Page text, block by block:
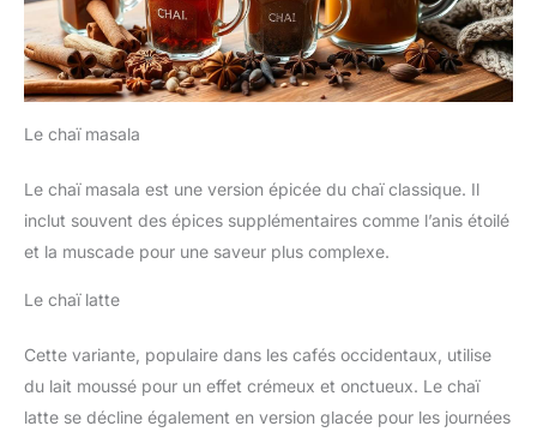
Le chaï masala
Le chaï masala est une version épicée du chaï classique. Il
inclut souvent des épices supplémentaires comme l’anis étoilé
et la muscade pour une saveur plus complexe.
Le chaï latte
Cette variante, populaire dans les cafés occidentaux, utilise
du lait moussé pour un effet crémeux et onctueux. Le chaï
latte se décline également en version glacée pour les journées